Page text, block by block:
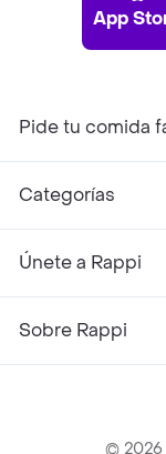
App
Pide tu comida
Categorías
Únete a Rappi
Sobre Rappi
© 2026